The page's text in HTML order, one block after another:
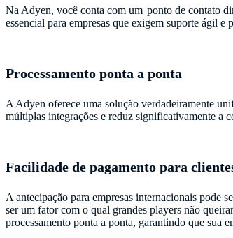
Na Adyen, você conta com um ponto de contato
essencial para empresas que exigem suporte ágil e
Processamento ponta a ponta
A Adyen oferece uma solução verdadeiramente
múltiplas integrações e reduz significativamente a
Facilidade de pagamento para
A antecipação para empresas internacionais pode
ser um fator com o qual grandes players não
processamento ponta a ponta, garantindo que sua